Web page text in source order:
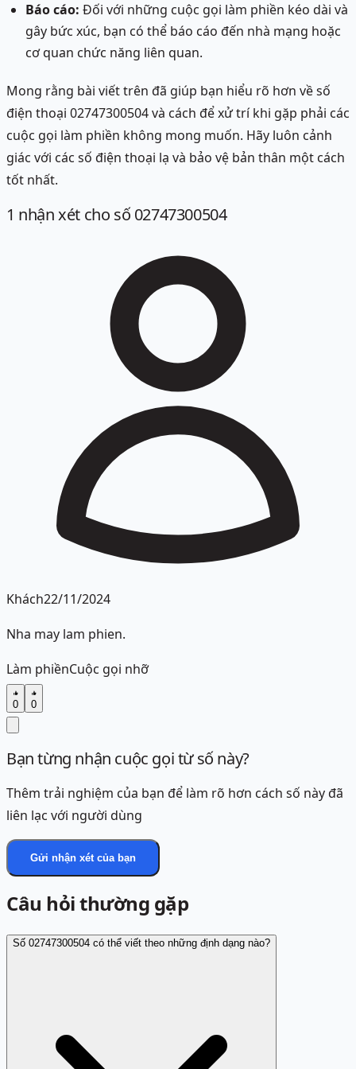
Báo cáo: Đối với những cuộc gọi làm phiền kéo dài và
gây bức xúc, bạn có thể báo cáo đến nhà mạng hoặc
cơ quan chức năng liên quan.
Mong rằng bài viết trên đã giúp bạn hiểu rõ hơn về số
điện thoại 02747300504 và cách để xử trí khi gặp phải các
cuộc gọi làm phiền không mong muốn. Hãy luôn cảnh
giác với các số điện thoại lạ và bảo vệ bản thân một cách
tốt nhất.
1 nhận xét cho số 02747300504
Khách22/11/2024
Nha may lam phien.
Làm phiềnCuộc gọi nhỡ
0 0
Bạn từng nhận cuộc gọi từ số này?
Thêm trải nghiệm của bạn để làm rõ hơn cách số này đã
liên lạc với người dùng
Gửi nhận xét của bạn
Câu hỏi thường gặp
Số 02747300504 có thể viết theo những định dạng nào?